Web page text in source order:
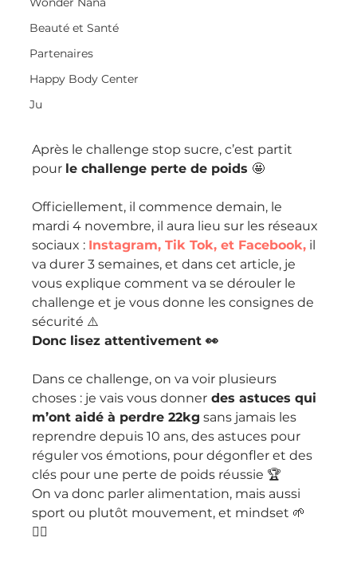
Beauté et Santé
Partenaires
Happy Body Center
Ju
Après le challenge stop sucre, c’est partit
pour le challenge perte de poids 🤩
Officiellement, il commence demain, le
mardi 4 novembre, il aura lieu sur les réseaux
sociaux : Instagram, Tik Tok, et Facebook, il
va durer 3 semaines, et dans cet article, je
vous explique comment va se dérouler le
challenge et je vous donne les consignes de
sécurité ⚠️
Donc lisez attentivement 👀
Dans ce challenge, on va voir plusieurs
choses : je vais vous donner des astuces qui
m’ont aidé à perdre 22kg sans jamais les
reprendre depuis 10 ans, des astuces pour
réguler vos émotions, pour dégonfler et des
clés pour une perte de poids réussie 🏆
On va donc parler alimentation, mais aussi
sport ou plutôt mouvement, et mindset 🌱
🤸‍♀️